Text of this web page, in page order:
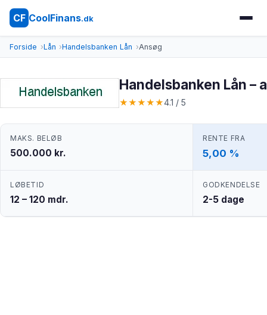
CF CoolFinans.dk
Forside Lån Handelsbanken Lån Ansøg
Handelsbanken Lån –
★★★★★4.1 / 5
MAKS. BELØB
500.000 kr.
RENTE FRA
5,00 %
LØBETID
12 – 120 mdr.
GODKENDELSE
2-5 dage